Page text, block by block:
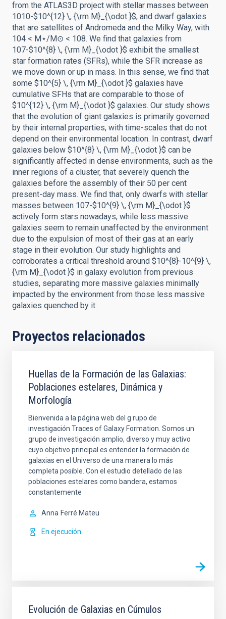
from the ATLAS3D project with stellar masses between
1010-$10^{12} \, {\rm M}_{\odot }$, and dwarf galaxies
that are satellites of Andromeda and the Milky Way, with
104 < M⋆/M⊙ < 108. We find that galaxies from
107-$10^{8} \, {\rm M}_{\odot }$ exhibit the smallest
star formation rates (SFRs), while the SFR increase as
we move down or up in mass. In this sense, we find that
some $10^{5} \, {\rm M}_{\odot }$ galaxies have
cumulative SFHs that are comparable to those of
$10^{12} \, {\rm M}_{\odot }$ galaxies. Our study shows
that the evolution of giant galaxies is primarily governed
by their internal properties, with time-scales that do not
depend on their environmental location. In contrast, dwarf
galaxies below $10^{8} \, {\rm M}_{\odot }$ can be
significantly affected in dense environments, such as the
inner regions of a cluster, that severely quench the
galaxies before the assembly of their 50 per cent
present-day mass. We find that, only dwarfs with stellar
masses between 107-$10^{9} \, {\rm M}_{\odot }$
actively form stars nowadays, while less massive
galaxies seem to remain unaffected by the environment
due to the expulsion of most of their gas at an early
stage in their evolution. Our study highlights and
corroborates a critical threshold around $10^{8}-10^{9} \,
{\rm M}_{\odot }$ in galaxy evolution from previous
studies, separating more massive galaxies minimally
impacted by the environment from those less massive
galaxies quenched by it.
Proyectos relacionados
Huellas de la Formación de las Galaxias:
Poblaciones estelares, Dinámica y
Morfología
Bienvenida a la página web del g rupo de
investigación Traces of Galaxy Formation. Somos un
grupo de investigación amplio, diverso y muy activo
cuyo objetivo principal es entender la formación de
galaxias en el Universo de una manera lo más
completa posible. Con el estudio detellado de las
poblaciones estelares como bandera, estamos
constantemente
Anna Ferré Mateu
En ejecución
Evolución de Galaxias en Cúmulos